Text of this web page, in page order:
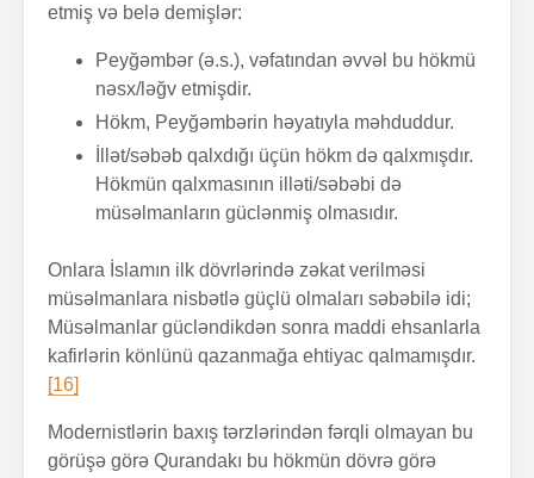
etmiş və belə demişlər:
Peyğəmbər (ə.s.), vəfatından əvvəl bu hökmü
nəsx/ləğv etmişdir.
Hökm, Peyğəmbərin həyatıyla məhduddur.
İllət/səbəb qalxdığı üçün hökm də qalxmışdır.
Hökmün qalxmasının illəti/səbəbi də
müsəlmanların güclənmiş olmasıdır.
Onlara İslamın ilk dövrlərində zəkat verilməsi
müsəlmanlara nisbətlə güçlü olmaları səbəbilə idi;
Müsəlmanlar gücləndikdən sonra maddi ehsanlarla
kafirlərin könlünü qazanmağa ehtiyac qalmamışdır.
[16]
Modernistlərin baxış tərzlərindən fərqli olmayan bu
görüşə görə Qurandakı bu hökmün dövrə görə